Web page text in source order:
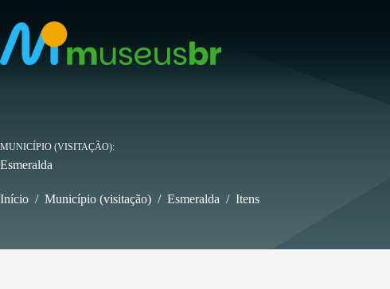
para
conteúdo
MUNICÍPIO (VISITAÇÃO)
Esmeralda
Início / Município (visitação) / Esmeralda / Itens